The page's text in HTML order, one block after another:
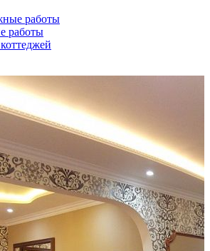
работы
работы